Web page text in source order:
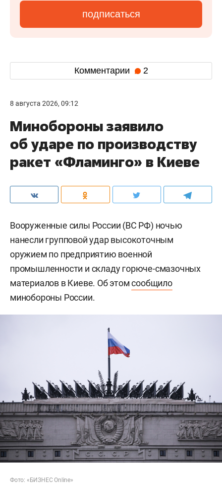
подписаться
Комментарии 2
8 августа 2026, 09:12
Минобороны заявило
об ударе по производству
ракет «Фламинго» в Киеве
Вооруженные силы России (ВС РФ) ночью
нанесли групповой удар высокоточным
оружием по предприятию военной
промышленности и складу горюче-смазочных
материалов в Киеве. Об этомсообщило
минобороны России.
Фото: «БИЗНЕС Online»